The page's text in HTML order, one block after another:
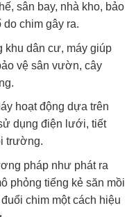
sân bay, nhà kho, bảo
chim gây ra.
khu dân cư, máy giúp
vệ sân vườn, cây
hoạt động dựa trên
dụng điện lưới, tiết
trường.
pháp như phát ra
phỏng tiếng kẻ săn mồi
chim một cách hiệu